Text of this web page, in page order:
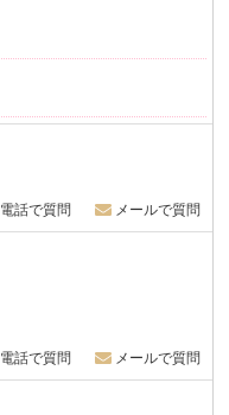
電話で質問 メールで質問
電話で質問 メールで質問